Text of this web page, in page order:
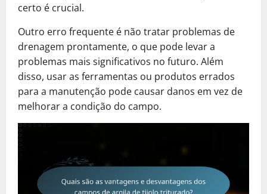
certo é crucial.
Outro erro frequente é não tratar problemas de
drenagem prontamente, o que pode levar a
problemas mais significativos no futuro. Além
disso, usar as ferramentas ou produtos errados
para a manutenção pode causar danos em vez de
melhorar a condição do campo.